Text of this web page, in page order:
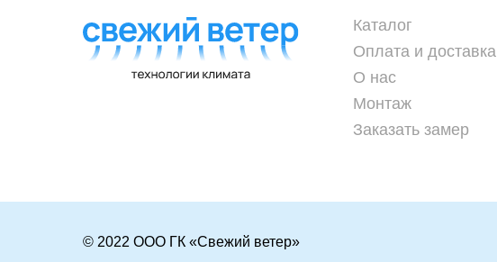
Каталог
Оплата и доставка
О нас
Монтаж
Заказать замер
© 2022 ООО ГК «Свежий ветер»